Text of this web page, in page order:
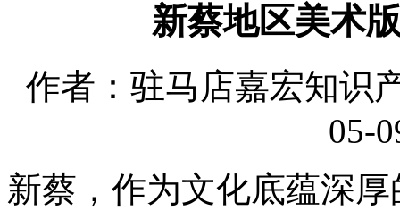
新蔡地区美术
作者：驻马店嘉宏知识
05-
新蔡，作为文化底蕴深